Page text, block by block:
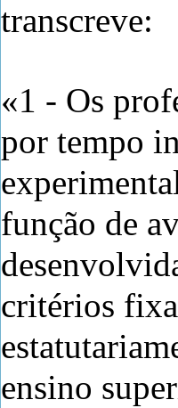
transcreve:
«1 - Os
por tempo
função de
critérios
ensino